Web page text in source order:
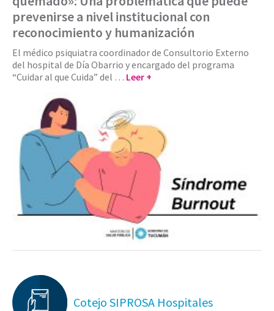
prevenirse a nivel institucional con
reconocimiento y humanización
El médico psiquiatra coordinador de Consultorio Externo
del hospital de Día Obarrio y encargado del programa
“Cuidar al que Cuida” del … Leer +
Cotejo SIPROSA Hospitales